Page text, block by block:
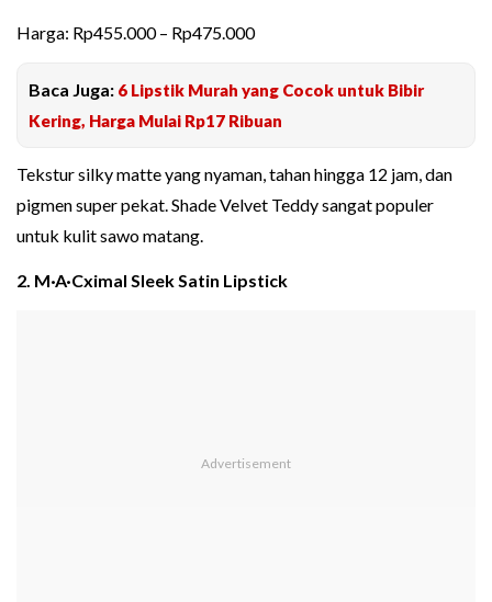
Harga: Rp455.000 – Rp475.000
Baca Juga: 6 Lipstik Murah yang Cocok untuk Bibir
Kering, Harga Mulai Rp17 Ribuan
Tekstur silky matte yang nyaman, tahan hingga 12 jam, dan
pigmen super pekat. Shade Velvet Teddy sangat populer
untuk kulit sawo matang.
2. M·A·Cximal Sleek Satin Lipstick